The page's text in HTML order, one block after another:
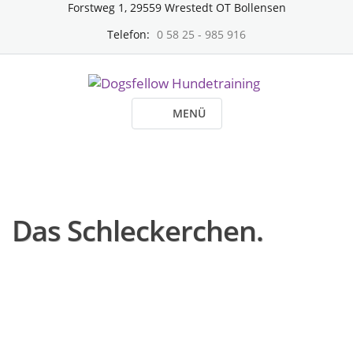
Forstweg 1, 29559 Wrestedt OT Bollensen
Telefon: 0 58 25 - 985 916
MENÜ
Das Schleckerchen.